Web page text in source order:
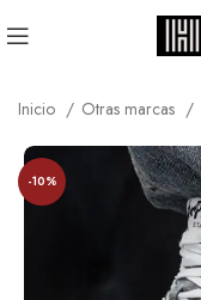
Inicio Otras marcas
-10%